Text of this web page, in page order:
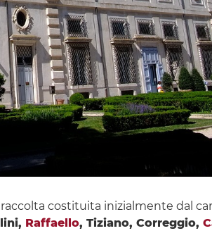
costituita inizialmente dal
Raffaello, Tiziano, Correggio,